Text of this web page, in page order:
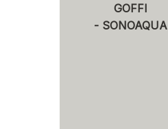
GOFFI
- SONOAQUA